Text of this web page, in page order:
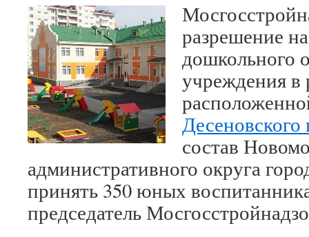
разрешение
дошкольного
учреждения в
Десеновского
состав
административного округа
принять 350 юных
председатель